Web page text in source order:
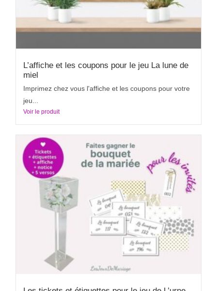
L’affiche et les coupons pour le jeu La lune de
miel
Imprimez chez vous l'affiche et les coupons pour votre
jeu...
Voir le produit